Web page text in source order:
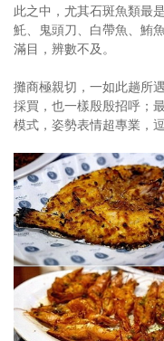
此之中，尤其石斑魚類最
魠、鬼頭刀、白帶魚、鮪
滿目，辨數不及。
攤商極親切，一如此趟所
採買，也一樣殷殷招呼；
模式，姿勢表情超專業，